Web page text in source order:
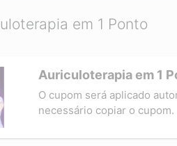
em 1 Ponto
Auriculoterapia em 1
O cupom será aplicado
necessário copiar o cupom.